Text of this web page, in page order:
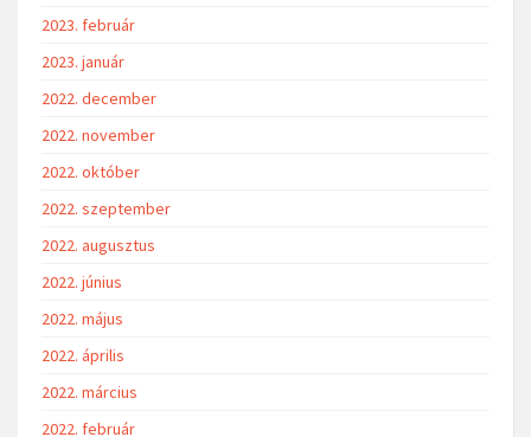
2023. február
2023. január
2022. december
2022. november
2022. október
2022. szeptember
2022. augusztus
2022. június
2022. május
2022. április
2022. március
2022. február